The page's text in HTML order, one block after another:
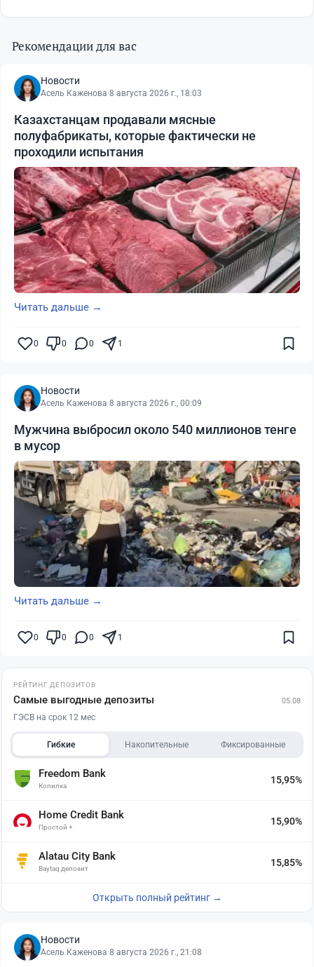
Рекомендации для вас
Новости
Асель Каженова·8 августа 2026 г., 18:03
Казахстанцам продавали мясные
полуфабрикаты, которые фактически не
проходили испытания
Читать дальше →
0 0 0 1
Новости
Асель Каженова·8 августа 2026 г., 00:09
Мужчина выбросил около 540 миллионов тенге
в мусор
Читать дальше →
0 0 0 1
РЕЙТИНГ ДЕПОЗИТОВ
Самые выгодные депозиты 05.08
ГЭСВ на срок 12 мес
Гибкие Накопительные Фиксированные
Freedom Bank
Копилка
15,95%
Home Credit Bank
Простой +
15,90%
Alatau City Bank
Baytaq депозит
15,85%
Открыть полный рейтинг →
Новости
Асель Каженова·8 августа 2026 г., 21:08